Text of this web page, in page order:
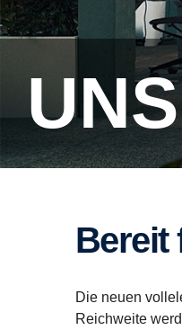
Die neuen
Reichweite